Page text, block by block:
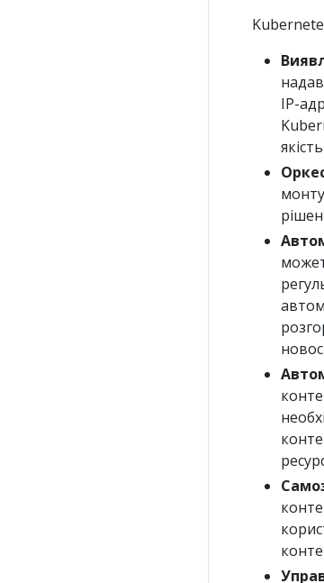
IP-